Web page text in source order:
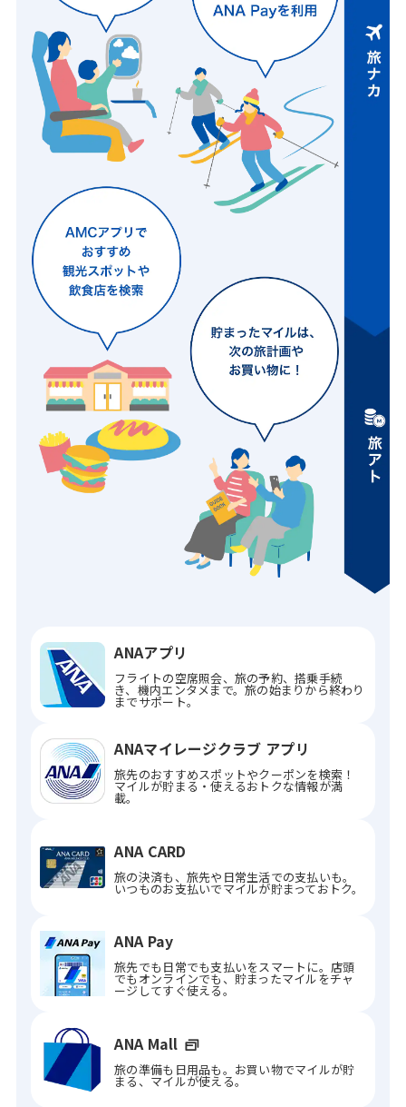
ANAアプリ
フライトの空席照会、旅の予約、搭乗手続
き、機内エンタメまで。旅の始まりから終わり
までサポート。
ANAマイレージクラブ アプリ
旅先のおすすめスポットやクーポンを検索！
マイルが貯まる・使えるおトクな情報が満
載。
ANA CARD
旅の決済も、旅先や日常生活での支払いも。
いつものお支払いでマイルが貯まっておトク。
ANA Pay
旅先でも日常でも支払いをスマートに。店頭
でもオンラインでも、貯まったマイルをチャ
ージしてすぐ使える。
ANA Mall
旅の準備も日用品も。お買い物でマイルが貯
まる、マイルが使える。